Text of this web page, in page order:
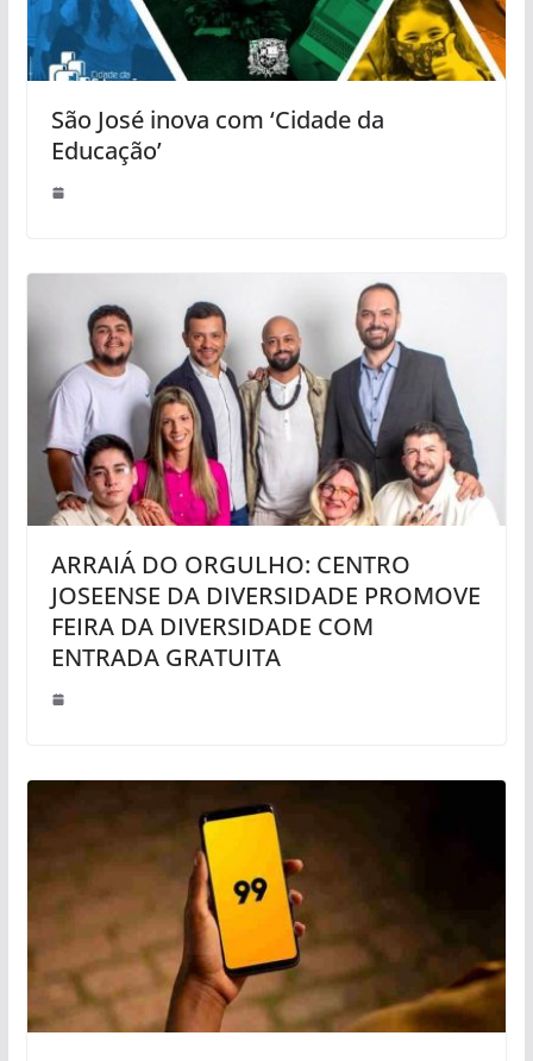
São José inova com ‘Cidade da
Educação’
ARRAIÁ DO ORGULHO: CENTRO
JOSEENSE DA DIVERSIDADE PROMOVE
FEIRA DA DIVERSIDADE COM
ENTRADA GRATUITA